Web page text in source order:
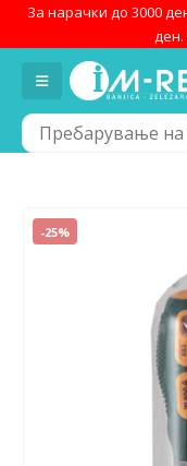
За нарачки до 3000
ден.
-25%